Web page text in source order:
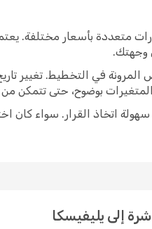
متعددة بأسعار مختلفة.
وجهتك.
في التخطيط. تغيير
بوضوح، حتى تتمكن
اتخاذ القرار. سواء كان
إلى يليفيسكا